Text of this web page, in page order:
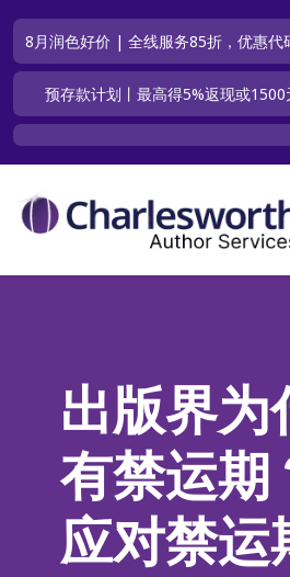
8月润色好价 | 全线服务85折，优惠代
预存款计划丨最高得5%返现或1500
出版界为
有禁运期
应对禁运